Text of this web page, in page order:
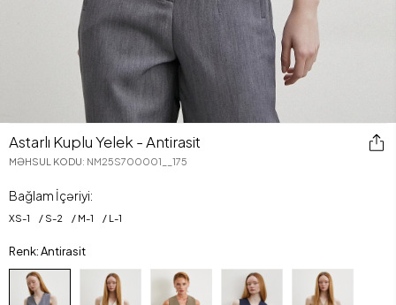
Astarlı Kuplu Yelek - Antirasit
MƏHSUL KODU: NM25S700001__175
Bağlam İçəriyi:
XS-1 S-2 M-1 L -1
Renk: Antirasit